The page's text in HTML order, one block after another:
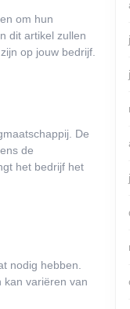
om hun
dit artikel zullen
op jouw bedrijf.
De
de
het bedrijf het
nodig hebben.
kan variëren van